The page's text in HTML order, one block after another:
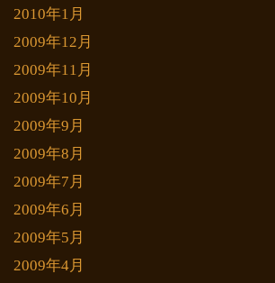
2010年1月
2009年12月
2009年11月
2009年10月
2009年9月
2009年8月
2009年7月
2009年6月
2009年5月
2009年4月